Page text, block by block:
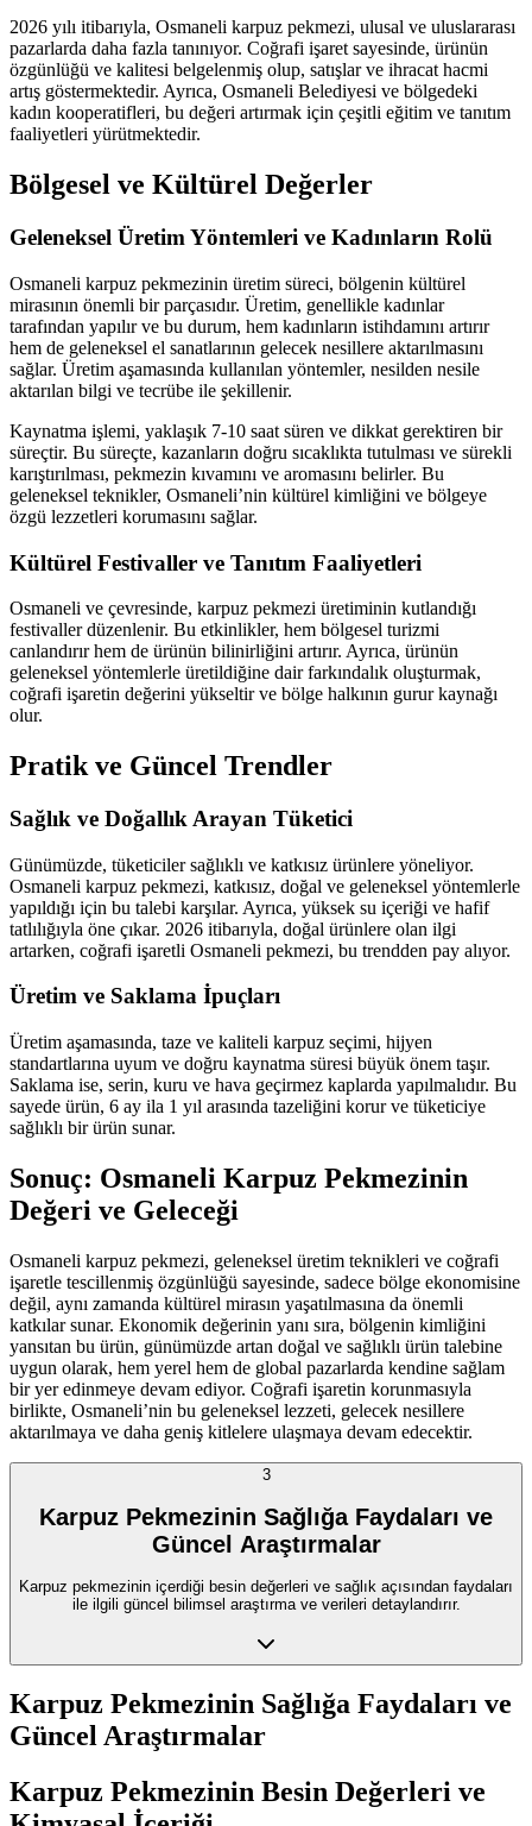
2026 yılı itibarıyla, Osmaneli karpuz pekmezi, ulusal ve uluslararası
pazarlarda daha fazla tanınıyor. Coğrafi işaret sayesinde, ürünün
özgünlüğü ve kalitesi belgelenmiş olup, satışlar ve ihracat hacmi
artış göstermektedir. Ayrıca, Osmaneli Belediyesi ve bölgedeki
kadın kooperatifleri, bu değeri artırmak için çeşitli eğitim ve tanıtım
faaliyetleri yürütmektedir.
Bölgesel ve Kültürel Değerler
Geleneksel Üretim Yöntemleri ve Kadınların Rolü
Osmaneli karpuz pekmezinin üretim süreci, bölgenin kültürel
mirasının önemli bir parçasıdır. Üretim, genellikle kadınlar
tarafından yapılır ve bu durum, hem kadınların istihdamını artırır
hem de geleneksel el sanatlarının gelecek nesillere aktarılmasını
sağlar. Üretim aşamasında kullanılan yöntemler, nesilden nesile
aktarılan bilgi ve tecrübe ile şekillenir.
Kaynatma işlemi, yaklaşık 7-10 saat süren ve dikkat gerektiren bir
süreçtir. Bu süreçte, kazanların doğru sıcaklıkta tutulması ve sürekli
karıştırılması, pekmezin kıvamını ve aromasını belirler. Bu
geleneksel teknikler, Osmaneli’nin kültürel kimliğini ve bölgeye
özgü lezzetleri korumasını sağlar.
Kültürel Festivaller ve Tanıtım Faaliyetleri
Osmaneli ve çevresinde, karpuz pekmezi üretiminin kutlandığı
festivaller düzenlenir. Bu etkinlikler, hem bölgesel turizmi
canlandırır hem de ürünün bilinirliğini artırır. Ayrıca, ürünün
geleneksel yöntemlerle üretildiğine dair farkındalık oluşturmak,
coğrafi işaretin değerini yükseltir ve bölge halkının gurur kaynağı
olur.
Pratik ve Güncel Trendler
Sağlık ve Doğallık Arayan Tüketici
Günümüzde, tüketiciler sağlıklı ve katkısız ürünlere yöneliyor.
Osmaneli karpuz pekmezi, katkısız, doğal ve geleneksel yöntemlerle
yapıldığı için bu talebi karşılar. Ayrıca, yüksek su içeriği ve hafif
tatlılığıyla öne çıkar. 2026 itibarıyla, doğal ürünlere olan ilgi
artarken, coğrafi işaretli Osmaneli pekmezi, bu trendden pay alıyor.
Üretim ve Saklama İpuçları
Üretim aşamasında, taze ve kaliteli karpuz seçimi, hijyen
standartlarına uyum ve doğru kaynatma süresi büyük önem taşır.
Saklama ise, serin, kuru ve hava geçirmez kaplarda yapılmalıdır. Bu
sayede ürün, 6 ay ila 1 yıl arasında tazeliğini korur ve tüketiciye
sağlıklı bir ürün sunar.
Sonuç: Osmaneli Karpuz Pekmezinin
Değeri ve Geleceği
Osmaneli karpuz pekmezi, geleneksel üretim teknikleri ve coğrafi
işaretle tescillenmiş özgünlüğü sayesinde, sadece bölge ekonomisine
değil, aynı zamanda kültürel mirasın yaşatılmasına da önemli
katkılar sunar. Ekonomik değerinin yanı sıra, bölgenin kimliğini
yansıtan bu ürün, günümüzde artan doğal ve sağlıklı ürün talebine
uygun olarak, hem yerel hem de global pazarlarda kendine sağlam
bir yer edinmeye devam ediyor. Coğrafi işaretin korunmasıyla
birlikte, Osmaneli’nin bu geleneksel lezzeti, gelecek nesillere
aktarılmaya ve daha geniş kitlelere ulaşmaya devam edecektir.
3
Karpuz Pekmezinin Sağlığa Faydaları ve
Güncel Araştırmalar
Karpuz pekmezinin içerdiği besin değerleri ve sağlık açısından faydaları
ile ilgili güncel bilimsel araştırma ve verileri detaylandırır.
Karpuz Pekmezinin Sağlığa Faydaları ve
Güncel Araştırmalar
Karpuz Pekmezinin Besin Değerleri ve